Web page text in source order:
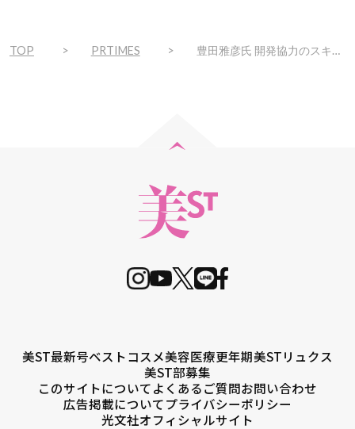
TOP PRTIMES 豊田雅彦氏 開発協力のスキンケアの新習慣「VERILAB（ベリラボ）」2025年4月1日(火)発売
美ST最新号ベストコスメ美容医療更年期美STリュクス
美ST部募集
このサイトについてよくあるご質問お問い合わせ
広告掲載についてプライバシーポリシー
光文社オフィシャルサイト